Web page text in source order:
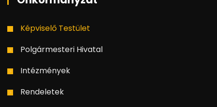
Képviselő Testület
Polgármesteri Hivatal
Intézmények
Rendeletek